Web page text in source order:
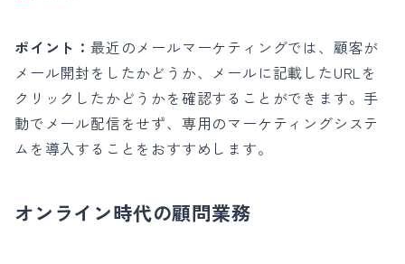
ポイント： 最近のメールマーケティングでは、顧客が
メール開封をしたかどうか、メールに記載したURLを
クリックしたかどうかを確認することができます。手
動でメール配信をせず、専用のマーケティングシステ
ムを導入することをおすすめします。
オンライン時代の顧問業務